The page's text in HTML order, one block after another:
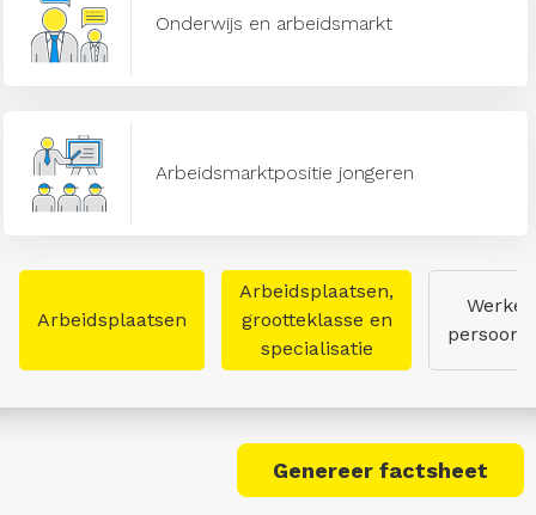
Onderwijs en arbeidsmarkt
Arbeidsmarktpositie jongeren
Arbeidsplaatsen
Arbeidsplaatsen,
grootteklasse en
specialisatie
Genereer factsheet